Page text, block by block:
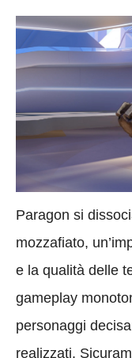
Paragon si
mozzafiato,
e la qualità delle
gameplay
personaggi
realizzati.